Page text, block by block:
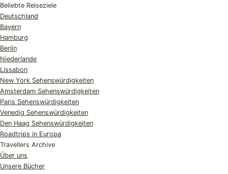
Beliebte Reiseziele
Deutschland
Bayern
Hamburg
Berlin
Niederlande
Lissabon
New York Sehenswürdigkeiten
Amsterdam Sehenswürdigkeiten
Paris Sehenswürdigkeiten
Venedig Sehenswürdigkeiten
Den Haag Sehenswürdigkeiten
Roadtrips in Europa
Travellers Archive
Über uns
Unsere Bücher